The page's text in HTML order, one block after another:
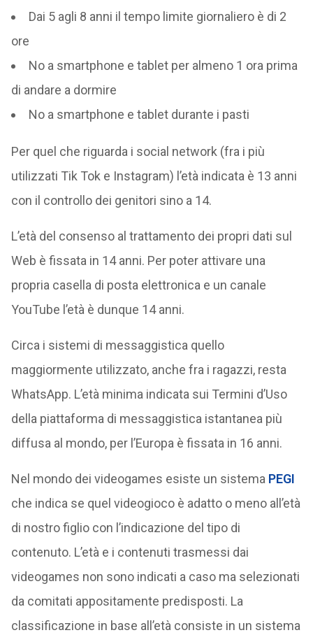
Dai 5 agli 8 anni il tempo limite giornaliero è di 2
ore
No a smartphone e tablet per almeno 1 ora prima
di andare a dormire
No a smartphone e tablet durante i pasti
Per quel che riguarda i social network (fra i più
utilizzati Tik Tok e Instagram) l’età indicata è 13 anni
con il controllo dei genitori sino a 14.
L’età del consenso al trattamento dei propri dati sul
Web è fissata in 14 anni. Per poter attivare una
propria casella di posta elettronica e un canale
YouTube l’età è dunque 14 anni.
Circa i sistemi di messaggistica quello
maggiormente utilizzato, anche fra i ragazzi, resta
WhatsApp. L’età minima indicata sui Termini d’Uso
della piattaforma di messaggistica istantanea più
diffusa al mondo, per l’Europa è fissata in 16 anni.
Nel mondo dei videogames esiste un sistema PEGI
che indica se quel videogioco è adatto o meno all’età
di nostro figlio con l’indicazione del tipo di
contenuto. L’età e i contenuti trasmessi dai
videogames non sono indicati a caso ma selezionati
da comitati appositamente predisposti. La
classificazione in base all’età consiste in un sistema